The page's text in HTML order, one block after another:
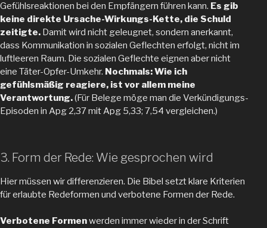
Gefühlsreaktionen bei den Empfängern führen kann. Es gib
keine direkte Ursache-Wirkungs-Kette, die Schuld
zeitigte. Damit wird nicht geleugnet, sondern anerkannt,
dass Kommunikation in sozialen Geflechten erfolgt, nicht im
luftleeren Raum. Die sozialen Geflechte eignen aber nicht
eine Täter-Opfer-Umkehr. Nochmals: Wie ich
gefühlsmäßig reagiere, ist vor allem meine
Verantwortung.(Für Belege möge man die Verkündigungs-
Episoden in Apg 2,37 mit Apg 5,33; 7,54 vergleichen.)
3. Form der Rede: Wie gesprochen wird
Hier müssen wir differenzieren. Die Bibel setzt klare Kriterien
für erlaubte Redeformen und verbotene Formen der Rede.
Verbotene Formenwerden immer wieder in der Schrift